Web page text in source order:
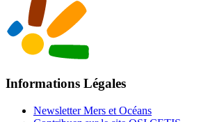
Informations Légales
Newsletter Mers et Océans